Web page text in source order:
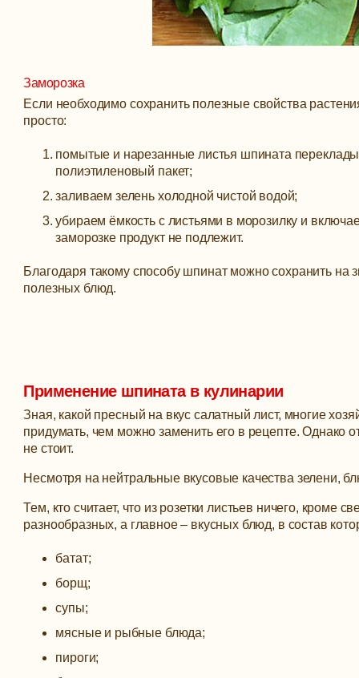
Заморозка
Если необходимо сохранить полезные свойства
просто:
помытые и нарезанные листья шпината
полиэтиленовый пакет;
заливаем зелень холодной чистой водой;
убираем ёмкость с листьями в морозилку и
заморозке продукт не подлежит.
Благодаря такому способу шпинат можно сохранить на
полезных блюд.
Применение шпината в кулинарии
Зная, какой пресный на вкус салатный лист, многие
придумать, чем можно заменить его в рецепте. Однако
не стоит.
Несмотря на нейтральные вкусовые качества зелени,
Тем, кто считает, что из розетки листьев ничего,
разнообразных, а главное – вкусных блюд, в состав
батат;
борщ;
супы;
мясные и рыбные блюда;
пироги;